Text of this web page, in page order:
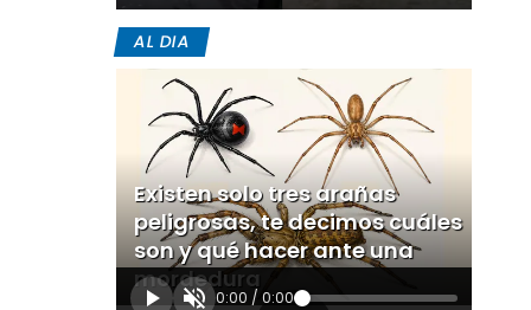
AL DIA
Existen solo tres arañas
peligrosas, te decimos cuáles
son y qué hacer ante una
mordedura
0:00 / 0:00